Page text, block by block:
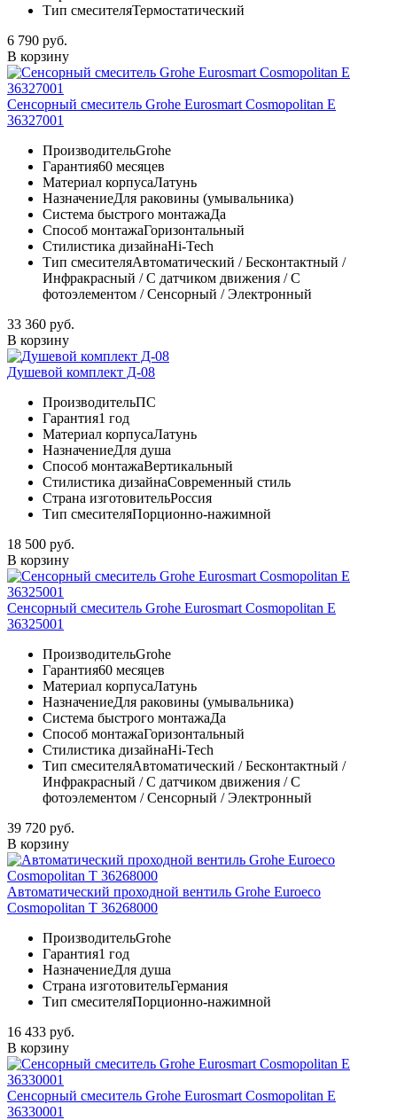
Тип смесителяТермостатический
6 790 руб.
В корзину
Сенсорный смеситель Grohe Eurosmart Cosmopolitan E
36327001
ПроизводительGrohe
Гарантия60 месяцев
Материал корпусаЛатунь
НазначениеДля раковины (умывальника)
Система быстрого монтажаДа
Способ монтажаГоризонтальный
Стилистика дизайнаHi-Tech
Тип смесителяАвтоматический / Бесконтактный /
Инфракрасный / С датчиком движения / С
фотоэлементом / Сенсорный / Электронный
33 360 руб.
В корзину
Душевой комплект Д-08
ПроизводительПС
Гарантия1 год
Материал корпусаЛатунь
НазначениеДля душа
Способ монтажаВертикальный
Стилистика дизайнаСовременный стиль
Страна изготовительРоссия
Тип смесителяПорционно-нажимной
18 500 руб.
В корзину
Сенсорный смеситель Grohe Eurosmart Cosmopolitan E
36325001
ПроизводительGrohe
Гарантия60 месяцев
Материал корпусаЛатунь
НазначениеДля раковины (умывальника)
Система быстрого монтажаДа
Способ монтажаГоризонтальный
Стилистика дизайнаHi-Tech
Тип смесителяАвтоматический / Бесконтактный /
Инфракрасный / С датчиком движения / С
фотоэлементом / Сенсорный / Электронный
39 720 руб.
В корзину
Автоматический проходной вентиль Grohe Euroeco
Cosmopolitan T 36268000
ПроизводительGrohe
Гарантия1 год
НазначениеДля душа
Страна изготовительГермания
Тип смесителяПорционно-нажимной
16 433 руб.
В корзину
Сенсорный смеситель Grohe Eurosmart Cosmopolitan E
36330001